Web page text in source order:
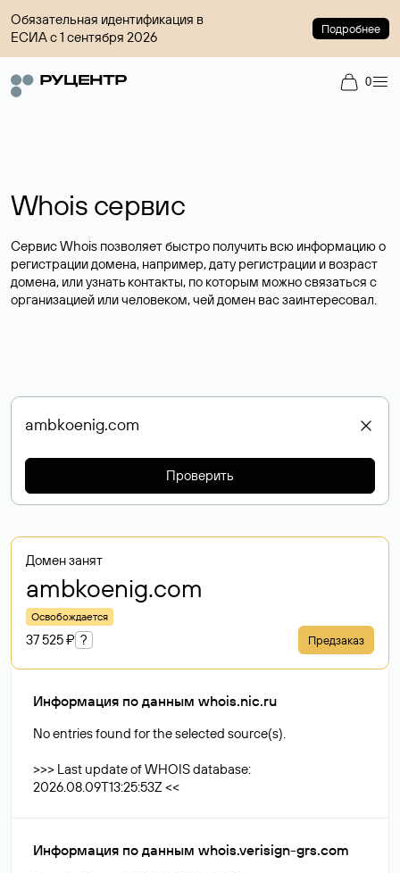
Обязательная идентификация в
ЕСИА с 1 сентября 2026
Подробнее
0
Whois сервис
Сервис Whois позволяет быстро получить всю информацию о
регистрации домена, например, дату регистрации и возраст
домена, или узнать контакты, по которым можно связаться с
организацией или человеком, чей домен вас заинтересовал.
Проверить
Домен занят
ambkoenig.com
Освобождается
37 525 ₽ ? Предзаказ
Информация по данным whois.nic.ru
No entries found for the selected source(s).
>>> Last update of WHOIS database:
2026.08.09T13:25:53Z <<
Информация по данным whois.verisign-grs.com